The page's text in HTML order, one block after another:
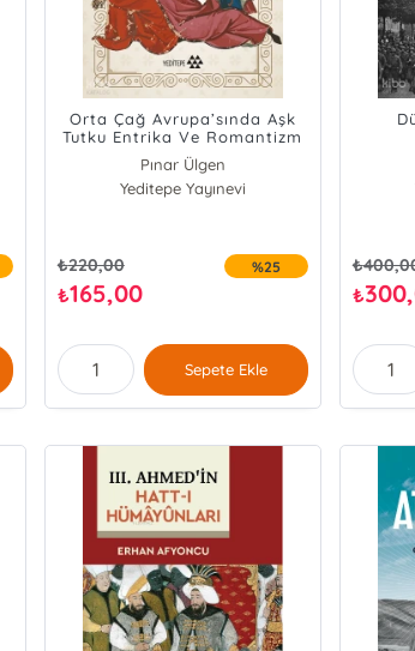
Orta Çağ Avrupa’sında Aşk
Tutku Entrika Ve Romantizm
Pınar Ülgen
Yeditepe Yayınevi
₺220,00
₺165,00
%25
Sepete Ekle
₺
₺